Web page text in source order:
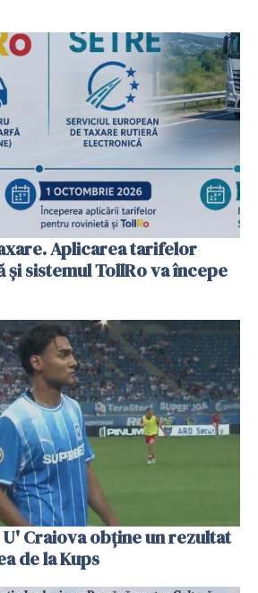
Aplicarea tarifelor
sistemul TollRo va începe
Craiova obține un rezultat
de la Kups